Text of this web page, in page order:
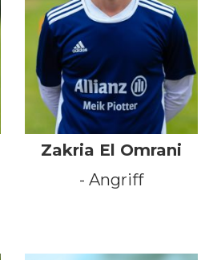
Zakria El Omrani
- Angriff